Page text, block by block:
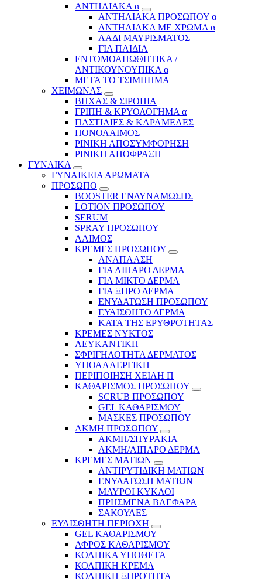
ΑΝΤΗΛΙΑΚΑ α
ΑΝΤΗΛΙΑΚΑ ΠΡΟΣΩΠΟΥ α
ΑΝΤΗΛΙΑΚΑ ΜΕ ΧΡΩΜΑ α
ΛΑΔΙ ΜΑΥΡΙΣΜΑΤΟΣ
ΓΙΑ ΠΑΙΔΙΑ
ΕΝΤΟΜΟΑΠΩΘΗΤΙΚΑ /
ΑΝΤΙΚΟΥΝΟΥΠΙΚΑ α
ΜΕΤΑ ΤΟ ΤΣΙΜΠΗΜΑ
ΧΕΙΜΩΝΑΣ
ΒΗΧΑΣ & ΣΙΡΟΠΙΑ
ΓΡΙΠΗ & ΚΡΥΟΛΟΓΗΜΑ α
ΠΑΣΤΙΛΙΕΣ & ΚΑΡΑΜΕΛΕΣ
ΠΟΝΟΛΑΙΜΟΣ
ΡΙΝΙΚΗ ΑΠΟΣΥΜΦΟΡΗΣΗ
ΡΙΝΙΚΗ ΑΠΟΦΡΑΞΗ
ΓΥΝΑΙΚΑ
ΓΥΝΑΙΚΕΙΑ ΑΡΩΜΑΤΑ
ΠΡΟΣΩΠΟ
BOOSTER ΕΝΔΥΝΑΜΩΣΗΣ
LOTION ΠΡΟΣΩΠΟΥ
SERUM
SPRAY ΠΡΟΣΩΠΟΥ
ΛΑΙΜΟΣ
ΚΡΕΜΕΣ ΠΡΟΣΩΠΟΥ
ΑΝΑΠΛΑΣΗ
ΓΙΑ ΛΙΠΑΡΟ ΔΕΡΜΑ
ΓΙΑ ΜΙΚΤΟ ΔΕΡΜΑ
ΓΙΑ ΞΗΡΟ ΔΕΡΜΑ
ΕΝΥΔΑΤΩΣΗ ΠΡΟΣΩΠΟΥ
ΕΥΑΙΣΘΗΤΟ ΔΕΡΜΑ
ΚΑΤΑ ΤΗΣ ΕΡΥΘΡΟΤΗΤΑΣ
ΚΡΕΜΕΣ ΝΥΚΤΟΣ
ΛΕΥΚΑΝΤΙΚΗ
ΣΦΡΙΓΗΛΟΤΗΤΑ ΔΕΡΜΑΤΟΣ
ΥΠΟΑΛΛΕΡΓΙΚΗ
ΠΕΡΙΠΟΙΗΣΗ ΧΕΙΛΗ Π
ΚΑΘΑΡΙΣΜΟΣ ΠΡΟΣΩΠΟΥ
SCRUB ΠΡΟΣΩΠΟΥ
GEL ΚΑΘΑΡΙΣΜΟΥ
ΜΑΣΚΕΣ ΠΡΟΣΩΠΟΥ
ΑΚΜΗ ΠΡΟΣΩΠΟΥ
ΑΚΜΗ/ΣΠΥΡΑΚΙΑ
ΑΚΜΗ/ΛΙΠΑΡΟ ΔΕΡΜΑ
ΚΡΕΜΕΣ ΜΑΤΙΩΝ
ΑΝΤΙΡΥΤΙΔΙΚΗ ΜΑΤΙΩΝ
ΕΝΥΔΑΤΩΣΗ ΜΑΤΙΩΝ
ΜΑΥΡΟΙ ΚΥΚΛΟΙ
ΠΡΗΣΜΕΝΑ ΒΛΕΦΑΡΑ
ΣΑΚΟΥΛΕΣ
ΕΥΑΙΣΘΗΤΗ ΠΕΡΙΟΧΗ
GEL ΚΑΘΑΡΙΣΜΟΥ
ΑΦΡΟΣ ΚΑΘΑΡΙΣΜΟΥ
ΚΟΛΠΙΚΑ ΥΠΟΘΕΤΑ
ΚΟΛΠΙΚΗ ΚΡΕΜΑ
ΚΟΛΠΙΚΗ ΞΗΡΟΤΗΤΑ